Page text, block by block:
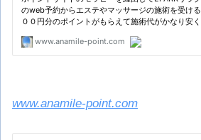
www.anamile-point.com